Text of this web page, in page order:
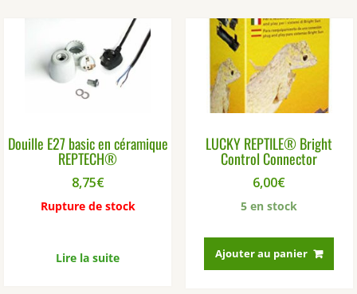
Douille E27 basic en céramique
REPTECH®
8,75€
Rupture de stock
Lire la suite
LUCKY REPTILE® Bright
Control Connector
6,00€
5 en stock
Ajouter au panier